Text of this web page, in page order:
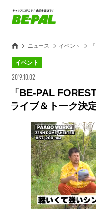
ニュース イベント
イベント
2019.10.02
「BE-PAL
ライブ＆トーク決定